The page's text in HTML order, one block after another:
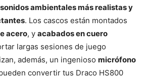
sonidos ambientales más realistas y
. Los cascos están montados
acero, y acabados en cuero
largas sesiones de juego
además, un ingenioso micrófono
convertir tus Draco HS800